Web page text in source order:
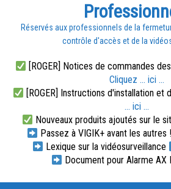
Réservés aux professionnels de la
contrôle d'accès et de la
[ROGER] Notices de commandes
Cliquez ... ici ...
[ROGER] Instructions d'installation et
... ici ...
Nouveaux produits ajoutés sur le
Passez à VIGIK+ avant les autres !
Lexique sur la vidéosurveillance
Document pour Alarme AX